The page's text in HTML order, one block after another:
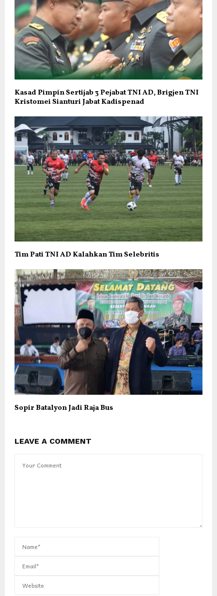
Kasad Pimpin Sertijab 3 Pejabat TNI AD, Brigjen TNI
Kristomei Sianturi Jabat Kadispenad
Tim Pati TNI AD Kalahkan Tim Selebritis
Sopir Batalyon Jadi Raja Bus
LEAVE A COMMENT